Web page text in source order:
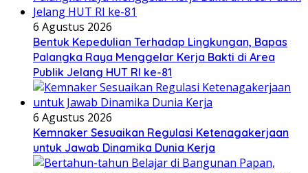
6 Agustus 2026
Bentuk Kepedulian Terhadap Lingkungan, Bapas
Palangka Raya Menggelar Kerja Bakti di Area
Publik Jelang HUT RI ke-81
6 Agustus 2026
Kemnaker Sesuaikan Regulasi Ketenagakerjaan
untuk Jawab Dinamika Dunia Kerja